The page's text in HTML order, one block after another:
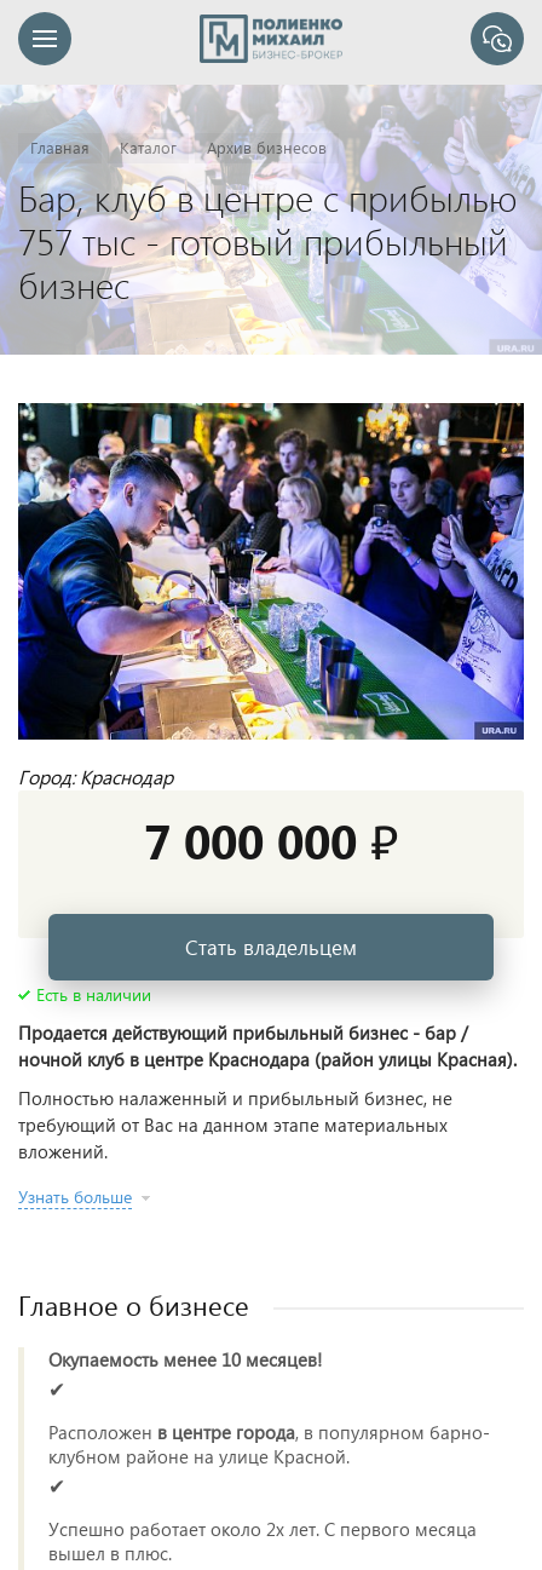
Главная Каталог Архив бизнесов
Бар, клуб в центре с прибылью
757 тыс - готовый прибыльный
бизнес
Город: Краснодар
Есть в наличии
Продается действующий прибыльный бизнес - бар /
ночной клуб в центре Краснодара (район улицы Красная).
Полностью налаженный и прибыльный бизнес, не
требующий от Вас на данном этапе материальных
вложений.
Узнать больше
7 000 000 ₽
Стать владельцем
Главное о бизнесе
Окупаемость менее 10 месяцев!
✔
Расположен в центре города, в популярном барно-
клубном районе на улице Красной.
✔
Успешно работает около 2х лет. С первого месяца
вышел в плюс.